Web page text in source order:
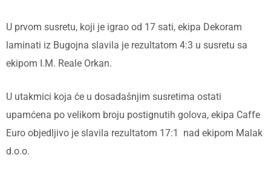
U prvom susretu, koji je igrao od 17 sati, ekipa Dekoram
laminati iz Bugojna slavila je rezultatom 4:3 u susretu sa
ekipom I.M. Reale Orkan.
U utakmici koja će u dosadašnjim susretima ostati
upamćena po velikom broju postignutih golova, ekipa Caffe
Euro objedljivo je slavila rezultatom 17:1 nad ekipom Malak
d.o.o.